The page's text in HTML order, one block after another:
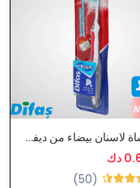
فرشاة لاسنان بيضاء من ديفاس
دك
(50)